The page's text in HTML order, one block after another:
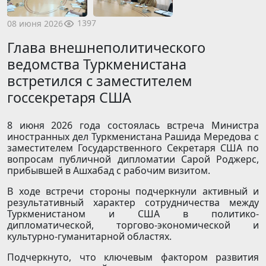
08 июня 2026 1397
Глава внешнеполитического
ведомства Туркменистана
встретился с заместителем
госсекретаря США
8 июня 2026 года состоялась встреча Министра
иностранных дел Туркменистана Рашида Мередова с
заместителем Государственного Секретаря США по
вопросам публичной дипломатии Сарой Роджерс,
прибывшей в Ашхабад с рабочим визитом.
В ходе встречи стороны подчеркнули активный и
результативный характер сотрудничества между
Туркменистаном и США в политико-
дипломатической, торгово-экономической и
культурно-гуманитарной областях.
Подчеркнуто, что ключевым фактором развития